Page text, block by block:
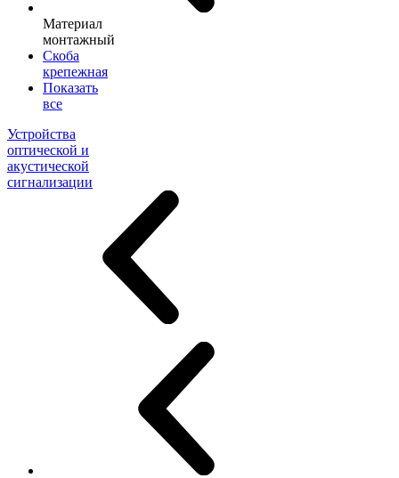
Материал
монтажный
Скоба
крепежная
Показать
все
Устройства
оптической и
акустической
сигнализации